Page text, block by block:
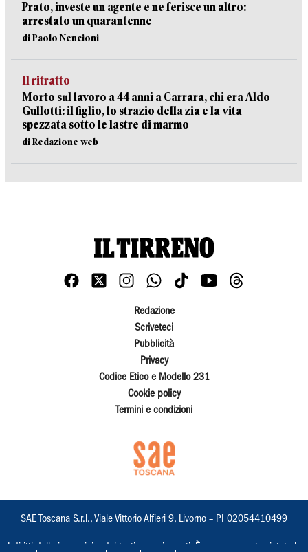
Prato, investe un agente e ne ferisce un altro:
arrestato un quarantenne
di Paolo Nencioni
Il ritratto
Morto sul lavoro a 44 anni a Carrara, chi era Aldo
Gullotti: il figlio, lo strazio della zia e la vita
spezzata sotto le lastre di marmo
di Redazione web
Redazione
Scriveteci
Pubblicità
Privacy
Codice Etico e Modello 231
Cookie policy
Termini e condizioni
SAE Toscana S.r.l., Viale Vittorio Alfieri 9, Livorno – PI 02054410499
I diritti delle immagini e dei testi sono riservati. È espressamente vietata la